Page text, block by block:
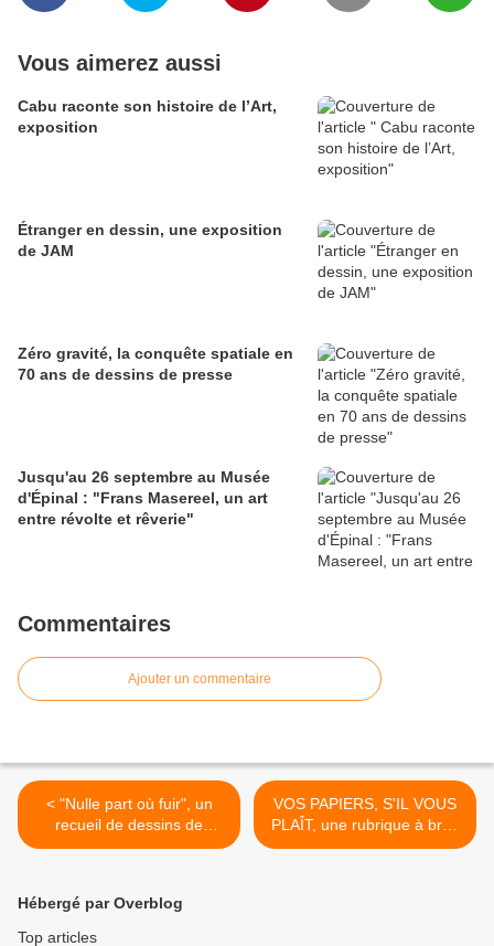
Vous aimerez aussi
Cabu raconte son histoire de l’Art,
exposition
Étranger en dessin, une exposition
de JAM
Zéro gravité, la conquête spatiale en
70 ans de dessins de presse
Jusqu'au 26 septembre au Musée
d'Épinal : "Frans Masereel, un art
entre révolte et rêverie"
Commentaires
Ajouter un commentaire
< "Nulle part où fuir", un
recueil de dessins de
Pascal Gros
VOS PAPIERS, S'IL VOUS
PLAÎT, une rubrique à brac
de Daniel Dugne >
Hébergé par Overblog
Top articles